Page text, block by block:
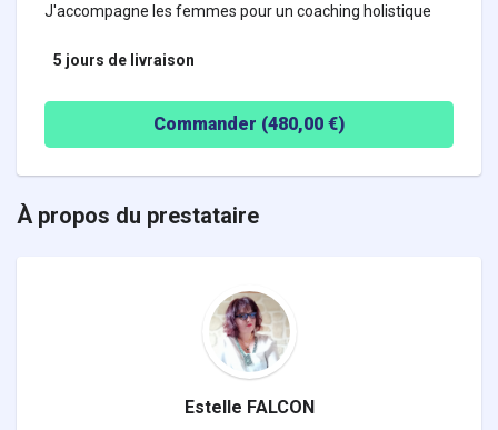
J'accompagne les femmes pour un coaching holistique
5 jours de livraison
Commander (480,00 €)
À propos du prestataire
Estelle FALCON